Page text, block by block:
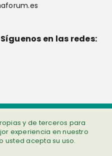
Síguenos en las redes:
y de terceros para
experiencia en nuestro
usted acepta su uso.
los derechos reservados
legal| Información adicional